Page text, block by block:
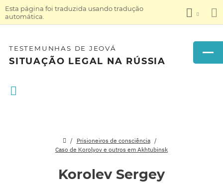
Esta página foi traduzida usando tradução
automática.
TESTEMUNHAS DE JEOVÁ
SITUAÇÃO LEGAL NA RÚSSIA
Prisioneiros de consciência
Caso de Korolyov e outros em Akhtubinsk
Korolev Sergey